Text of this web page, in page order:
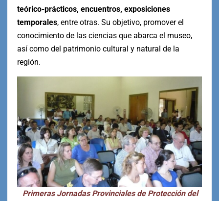
teórico-prácticos, encuentros, exposiciones
temporales, entre otras. Su objetivo, promover el
conocimiento de las ciencias que abarca el museo,
así como del patrimonio cultural y natural de la
región.
Primeras Jornadas Provinciales de Protección del